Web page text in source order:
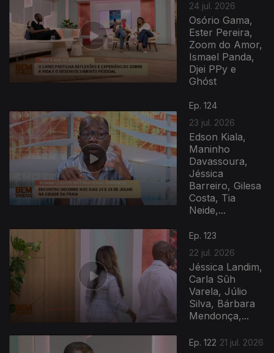
24 jul. 2026
Osório Gama,
Ester Pereira,
Zoom do Amor,
Ismael Panda,
Djei PPy e
Ghóst
Ep. 124
23 jul. 2026
Edson Kiala,
Maninho
Davassoura,
Jéssica
Barreiro, Gilesa
Costa, Tia
Neide,...
Ep. 123
22 jul. 2026
Jéssica Landim,
Carla Sûh
Varela, Júlio
Silva, Bárbara
Mendonça,...
Ep. 122 21 jul. 2026